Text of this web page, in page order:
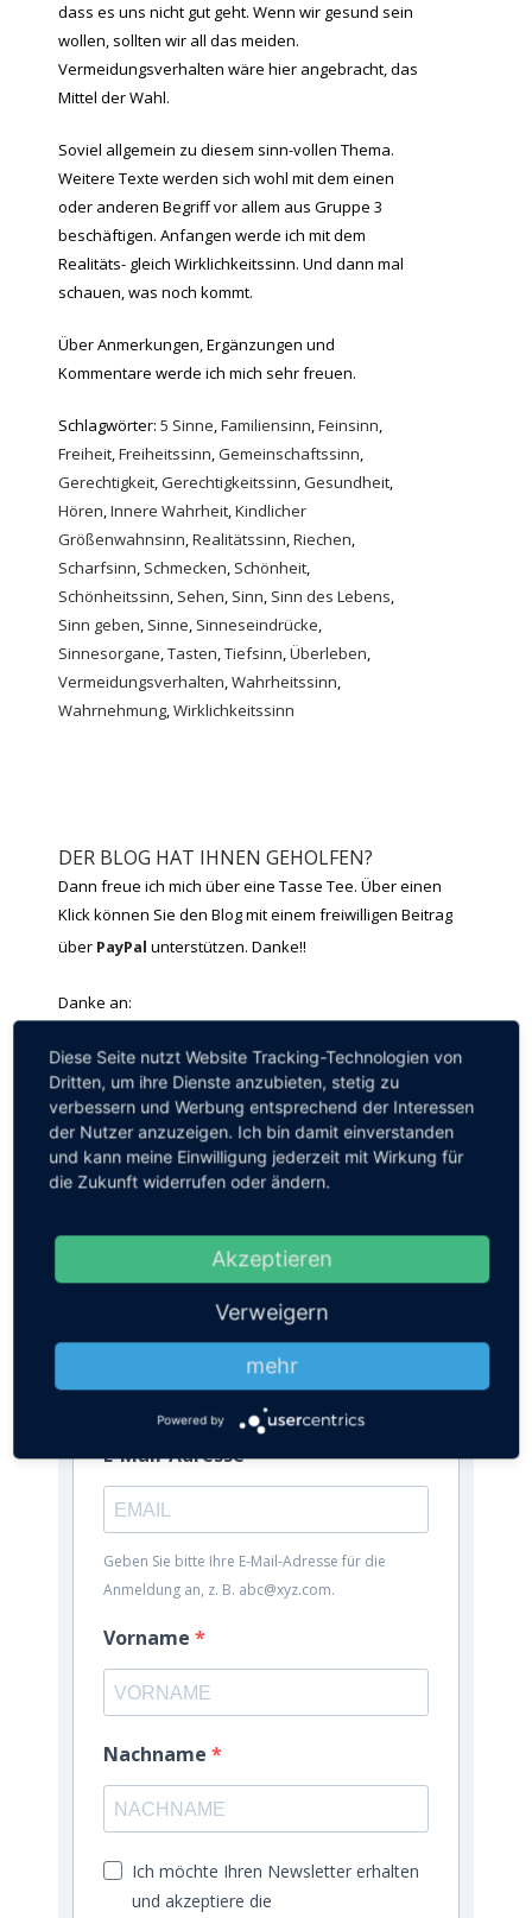
dass es uns nicht gut geht. Wenn wir gesund sein
wollen, sollten wir all das meiden.
Vermeidungsverhalten wäre hier angebracht, das
Mittel der Wahl.
Soviel allgemein zu diesem sinn-vollen Thema.
Weitere Texte werden sich wohl mit dem einen
oder anderen Begriff vor allem aus Gruppe 3
beschäftigen. Anfangen werde ich mit dem
Realitäts- gleich Wirklichkeitssinn. Und dann mal
schauen, was noch kommt.
Über Anmerkungen, Ergänzungen und
Kommentare werde ich mich sehr freuen.
Schlagwörter: 5 Sinne,Familiensinn,Feinsinn,
Freiheit,Freiheitssinn,Gemeinschaftssinn,
Gerechtigkeit,Gerechtigkeitssinn,Gesundheit,
Hören,Innere Wahrheit,Kindlicher
Größenwahnsinn,Realitätssinn,Riechen,
Scharfsinn, Schmecken, Schönheit,
Schönheitssinn, Sehen, Sinn, Sinn des Lebens,
Sinn geben, Sinne, Sinneseindrücke,
Sinnesorgane,Tasten,Tiefsinn,Überleben,
Vermeidungsverhalten,Wahrheitssinn,
Wahrnehmung,Wirklichkeitssinn
DER BLOG HAT IHNEN GEHOLFEN?
Dann freue ich mich über eine Tasse Tee. Über einen
Klick können Sie den Blog mit einem freiwilligen Beitrag
über PayPal unterstützen. Danke!!
Danke an:
S. – Anne H. – Wolfgang B.
AUF DIESEN SEITEN SUCHEN:
Melden Sie sich zu unserem Newsletter
an, um auf dem Laufenden zu bleiben.
E-Mail-Adresse
Geben Sie bitte Ihre E-Mail-Adresse für die
Anmeldung an, z. B. abc@xyz.com.
Vorname
Nachname
Ich möchte Ihren Newsletter erhalten
und akzeptiere die
Diese Seite nutzt Website Tracking-Technologien von
Dritten, um ihre Dienste anzubieten, stetig zu
verbessern und Werbung entsprechend der Interessen
der Nutzer anzuzeigen. Ich bin damit einverstanden
und kann meine Einwilligung jederzeit mit Wirkung für
die Zukunft widerrufen oder ändern.
Akzeptieren
Verweigern
mehr
Powered by